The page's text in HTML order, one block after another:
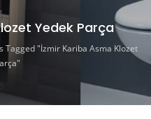
Yedek Parça
Tagged "İzmir Kariba Asma Klozet